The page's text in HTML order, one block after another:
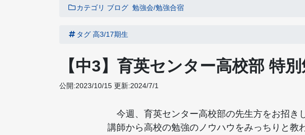
カテゴリ ブログ 勉強会/勉強合宿
タグ 高3/17期生
【中3】育英センター高校部 特
公開:2023/10/15 更新:2024/7/1
今週、育英センター高校部の先生方をお招き
講師から高校の勉強のノウハウをみっちりと教